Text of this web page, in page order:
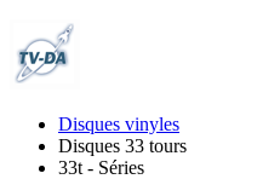
Disques vinyles
Disques 33 tours
33t - Séries